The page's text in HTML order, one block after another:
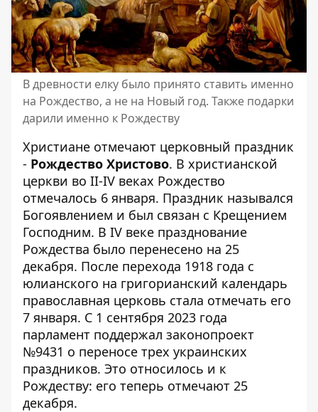
В древности елку было принято ставить именно
на Рождество, а не на Новый год. Также подарки
дарили именно к Рождеству
Христиане отмечают церковный праздник
- Рождество Христово. В христианской
церкви во II-IV веках Рождество
отмечалось 6 января. Праздник назывался
Богоявлением и был связан с Крещением
Господним. В IV веке празднование
Рождества было перенесено на 25
декабря. После перехода 1918 года с
юлианского на григорианский календарь
православная церковь стала отмечать его
7 января. С 1 сентября 2023 года
парламент поддержал законопроект
№9431 о переносе трех украинских
праздников. Это относилось и к
Рождеству: его теперь отмечают 25
декабря.